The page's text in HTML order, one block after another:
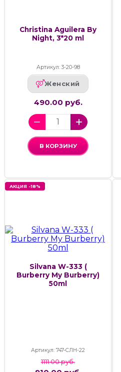
Christina Aguilera By
Night, 3*20 ml
Артикул: 3-20-98
Женский
490.00 руб.
В КОРЗИНУ
АКЦИЯ -18%
Silvana W-333 (
Burberry My Burberry)
50ml
Артикул: 747-СЛН-22
1111.00 руб.